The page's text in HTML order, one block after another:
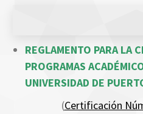
REGLAMENTO PARA LA
PROGRAMAS
UNIVERSIDAD DE
(Certificación